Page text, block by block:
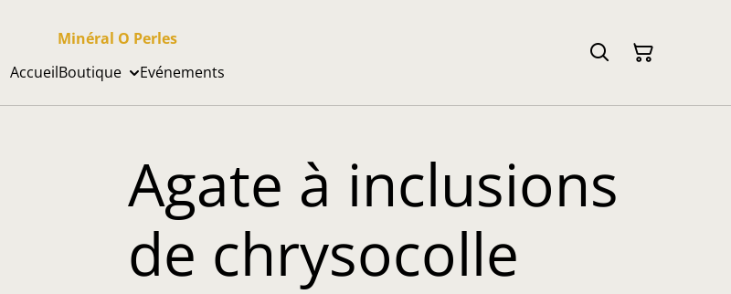
Minéral O Perles
AccueilBoutique Evénements
Agate à inclusions
de chrysocolle